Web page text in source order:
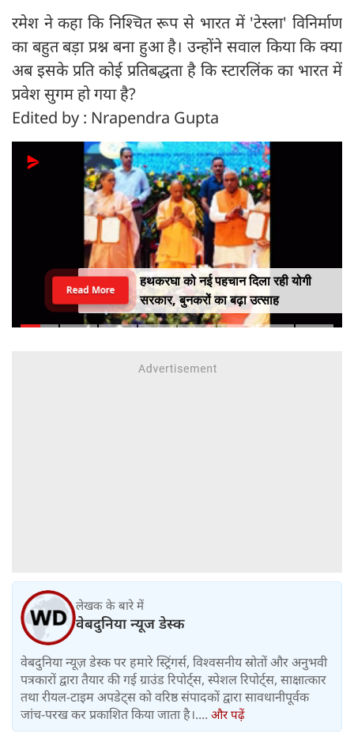
रमेश ने कहा कि निश्चित रूप से भारत में 'टेस्ला' विनिर्माण
का बहुत बड़ा प्रश्न बना हुआ है। उन्होंने सवाल किया कि क्या
अब इसके प्रति कोई प्रतिबद्धता है कि स्टारलिंक का भारत में
प्रवेश सुगम हो गया है?
Edited by : Nrapendra Gupta
हथकरघा को नई पहचान दिला रही योगी
सरकार, बुनकरों का बढ़ा उत्साह
Read More
लेखक के बारे में
वेबदुनिया न्यूज डेस्क
वेबदुनिया न्यूज़ डेस्क पर हमारे स्ट्रिंगर्स, विश्वसनीय स्रोतों और अनुभवी
पत्रकारों द्वारा तैयार की गई ग्राउंड रिपोर्ट्स, स्पेशल रिपोर्ट्स, साक्षात्कार
तथा रीयल-टाइम अपडेट्स को वरिष्ठ संपादकों द्वारा सावधानीपूर्वक
जांच-परख कर प्रकाशित किया जाता है।.... और पढ़ें